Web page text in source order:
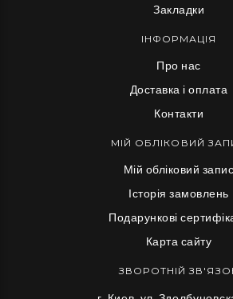
Закладки
ІНФОРМАЦІЯ
Про нас
Доставка і оплата
Контакти
МІЙ ОБЛІКОВИЙ
Мій обліковий запис
Історія замовлень
Подарункові
Карта сайту
ЗВОРОТНІЙ